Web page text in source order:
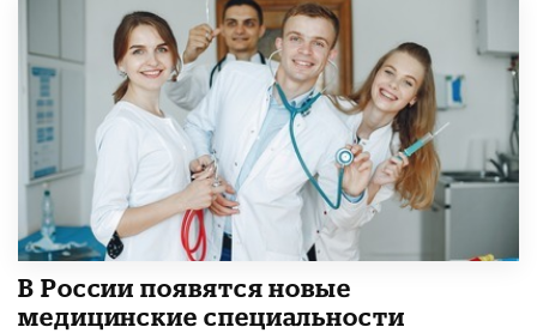
В России появятся новые
медицинские специальности